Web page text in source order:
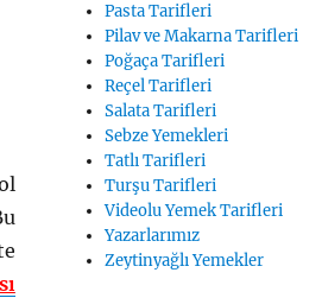
Pasta Tarifleri
Pilav ve Makarna Tarifleri
Poğaça Tarifleri
Reçel Tarifleri
Salata Tarifleri
Sebze Yemekleri
Tatlı Tarifleri
Turşu Tarifleri
Videolu Yemek Tarifleri
Yazarlarımız
Zeytinyağlı Yemekler